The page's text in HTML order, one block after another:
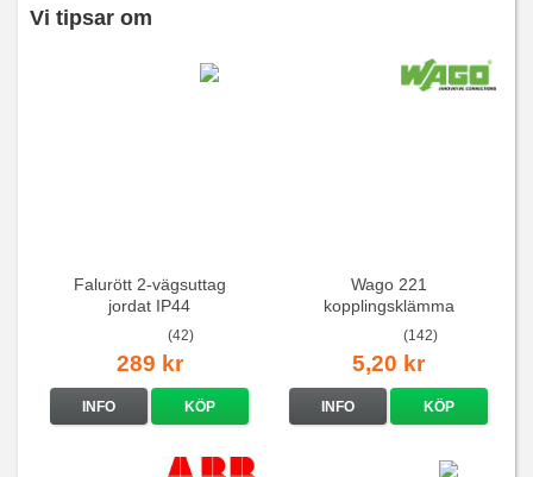
Vi tipsar om
Falurött 2-vägsuttag
jordat IP44
(42)
289 kr
INFO KÖP
Wago 221
kopplingsklämma
(142)
5,20 kr
INFO KÖP